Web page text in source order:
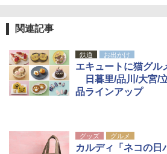
ATCW-150B エクル
￥-
￥3,080
関連記事
鉄道 お出かけ
エキュートに猫グル
日暮里/品川/大宮/
品ラインアップ
グッズ グルメ
カルディ「ネコの日